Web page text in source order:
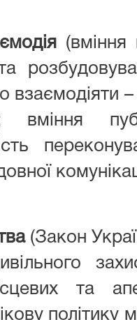
(вміння
взаємодіяти
вміння
(Закон
та
політику